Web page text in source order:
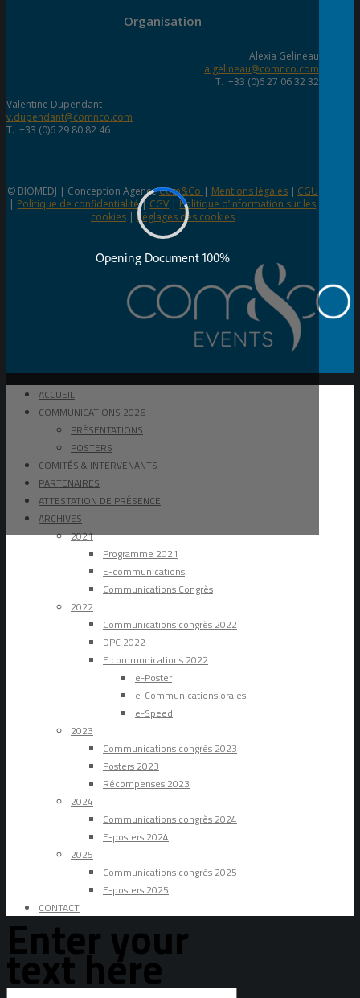
Organisation
Alexia Gelineau
a.gelineau@comnco.com
T. +33 (0)6 27 06 32 32
Valentine Dupendant
v.dupendant@comnco.com
T. +33 (0)6 29 80 82 46
© BIOMEDJ | Conception AgenceCom&Co | Mentions légales| CGU
| Politique de confidentialité| CGV | Politique d’information sur les
cookies| Réglages des cookies
ACCUEIL
COMMUNICATIONS 2026
PRÉSENTATIONS
POSTERS
COMITÉS & INTERVENANTS
PARTENAIRES
ATTESTATION DE PRÉSENCE
ARCHIVES
2021
Programme 2021
E-communications
Communications Congrès
2022
Communications congrès 2022
DPC 2022
E.communications 2022
e-Poster
e-Communications orales
e-Speed
2023
Communications congrès 2023
Posters 2023
Récompenses 2023
2024
Communications congrès 2024
E-posters 2024
2025
Communications congrès 2025
E-posters 2025
CONTACT
Enter your
text here